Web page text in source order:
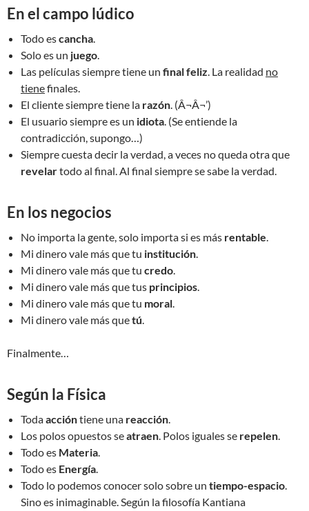
En el campo lúdico
Todo escancha.
Solo es un juego.
Las películas siempre tiene un final feliz. La realidad no
tienefinales.
El cliente siempre tiene la razón. (Â¬Â¬’)
El usuario siempre es un idiota. (Se entiende la
contradicción, supongo…)
Siempre cuesta decir la verdad, a veces no queda otra que
revelartodo al final. Al final siempre se sabe la verdad.
En los negocios
No importa la gente, solo importa si es más rentable.
Mi dinero vale más que tu institución.
Mi dinero vale más que tu credo.
Mi dinero vale más que tus principios.
Mi dinero vale más que tu moral.
Mi dinero vale más quetú.
Finalmente…
Según la Física
Todaaccióntiene una reacción.
Los polos opuestos seatraen. Polos iguales se repelen.
Todo es Materia.
Todo es Energía.
Todo lo podemos conocer solo sobre un tiempo-espacio.
Sino es inimaginable. Según la filosofía Kantiana